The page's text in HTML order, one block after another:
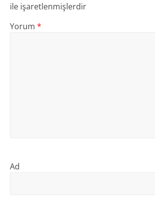
ile işaretlenmişlerdir
Yorum *
Ad